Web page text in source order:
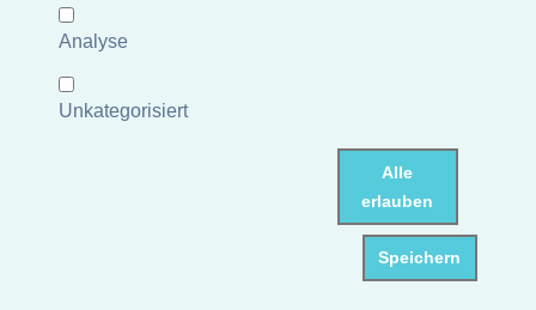
Yogi aus Lavaguss, 60 cm Formstein, antikinish
Analyse
Unkategorisiert
Alle
erlauben
Speichern